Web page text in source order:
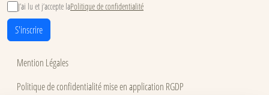
J’ai lu et j’accepte laPolitique de confidentialité
S'inscrire
Mention Légales
Politique de confidentialité mise en application RGDP